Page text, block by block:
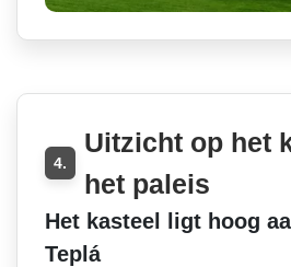
4.
Uitzicht op het
het paleis
Het kasteel ligt hoog
Teplá